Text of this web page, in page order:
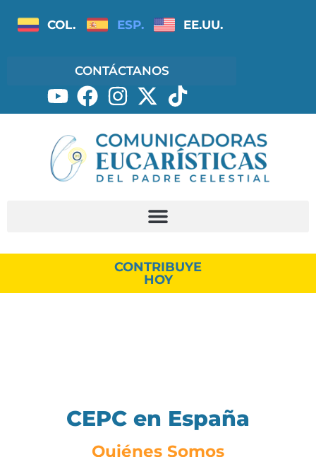
COL. ESP. EE.UU.
CONTÁCTANOS
CONTRIBUYE
HOY
CEPC en España
Quiénes Somos